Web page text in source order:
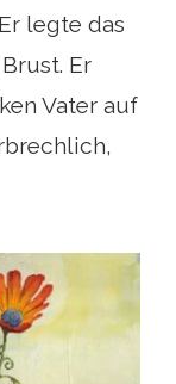
legte das
Er
Vater auf